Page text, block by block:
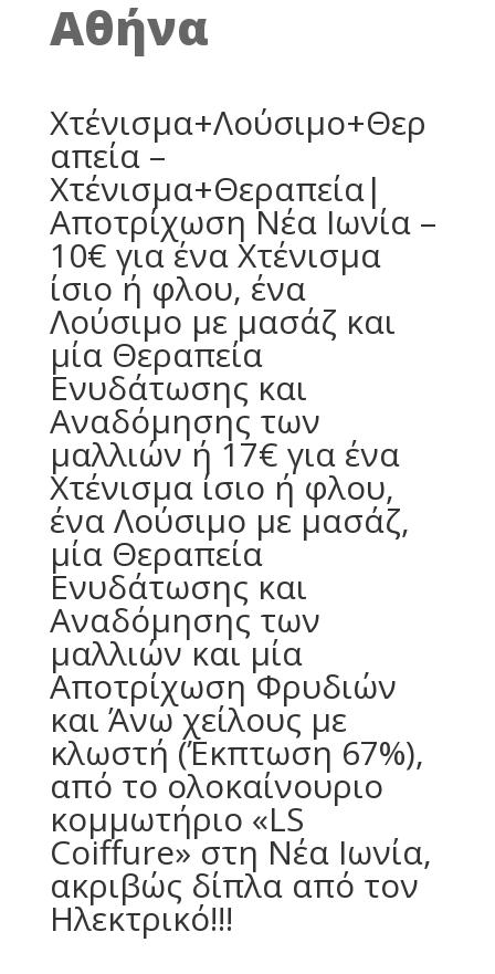
Αθήνα
Χτένισμα+Λούσιμο+Θερ
απεία –
Χτένισμα+Θεραπεία|
Αποτρίχωση Νέα Ιωνία –
10€ για ένα Χτένισμα
ίσιο ή φλου, ένα
Λούσιμο με μασάζ και
μία Θεραπεία
Ενυδάτωσης και
Αναδόμησης των
μαλλιών ή 17€ για ένα
Χτένισμα ίσιο ή φλου,
ένα Λούσιμο με μασάζ,
μία Θεραπεία
Ενυδάτωσης και
Αναδόμησης των
μαλλιών και μία
Αποτρίχωση Φρυδιών
και Άνω χείλους με
κλωστή (Έκπτωση 67%),
από το ολοκαίνουριο
κομμωτήριο «LS
Coiffure» στη Νέα Ιωνία,
ακριβώς δίπλα από τον
Ηλεκτρικό!!!